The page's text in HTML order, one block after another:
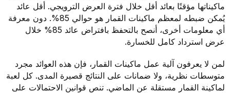
ماكيناتها مؤقتًا بعائد أقل خلال فترة العرض الترويجي. أقل عائد
يُمكن ضبطه لمعظم ماكينات القمار هو حوالي 85%. دون معرفة
أي معلومات أخرى، أنصح بالتحفظ بافتراض عائد 85% خلال
عرض استرداد كامل للخسارة.
لمن لا يعرفون آلية عمل ماكينات القمار، فإن هذه العوائد مجرد
متوسطات نظرية، ولا ضمانات على النتائج قصيرة المدى. كل لعبة
لماكينة القمار مستقلة عن الماضي. تنص قوانين الاحتمالات على